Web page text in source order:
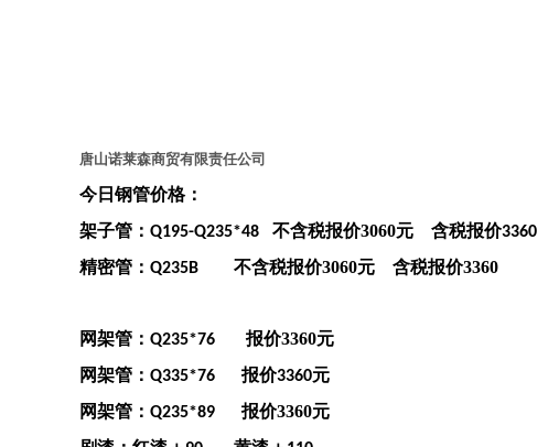
唐山诺莱森商贸有限责任公司
今日钢管价格：
架子管： Q195-Q235*48 不含税报价3060元 含税报价3360
精密管： Q235B 不含税报价3060元 含税报价3360
网架管： Q235*76 报价3360元
网架管： Q335*76 报价3360元
网架管： Q235*89 报价3360元